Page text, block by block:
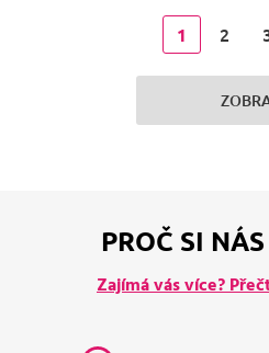
1 2
PROČ SI
Zajímá vás více?